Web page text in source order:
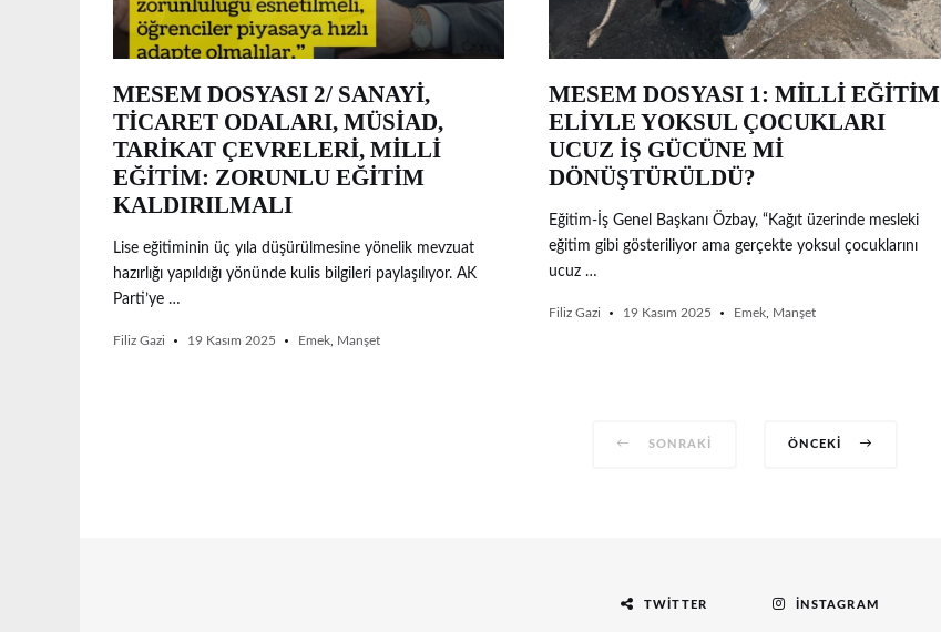
MESEM DOSYASI 2/ SANAYİ,
TİCARET ODALARI, MÜSİAD,
TARİKAT ÇEVRELERİ, MİLLİ
EĞİTİM: ZORUNLU EĞİTİM
KALDIRILMALI
Lise eğitiminin üç yıla düşürülmesine yönelik mevzuat
hazırlığı yapıldığı yönünde kulis bilgileri paylaşılıyor. AK
Parti’ye …
Filiz Gazi 19 Kasım 2025 Emek Manşet
MESEM DOSYASI 1: MİLLİ EĞİTİM
ELİYLE YOKSUL ÇOCUKLARI
UCUZ İŞ GÜCÜNE Mİ
DÖNÜŞTÜRÜLDÜ?
Eğitim-İş Genel Başkanı Özbay, “Kağıt üzerinde mesleki
eğitim gibi gösteriliyor ama gerçekte yoksul çocuklarını
ucuz …
Filiz Gazi 19 Kasım 2025 Emek Manşet
SONRAKI ÖNCEKI
TWITTER İNSTAGRAM